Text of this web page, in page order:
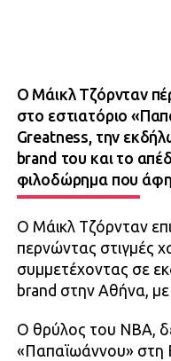
Ο Μάικλ Τζόρνταν
στο εστιατόριο
Greatness, την
brand του και το
φιλοδώρημα που
Ο Μάικλ Τζόρνταν
περνώντας στιγμές
συμμετέχοντας σε
brand στην Αθήνα,
Ο θρύλος του NBA,
«Παπαϊωάννου» στη